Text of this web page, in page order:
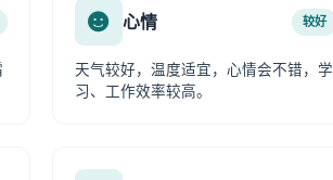
心情 较好
天气较好，温度适宜，心情会不错，学
习、工作效率较高。